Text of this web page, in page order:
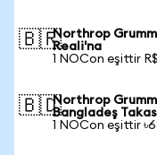
🇧🇷Northrop
Reali'na
1 NOCon eşittir
🇧🇩Northrop
Bangladeş
1 NOCon eşittir